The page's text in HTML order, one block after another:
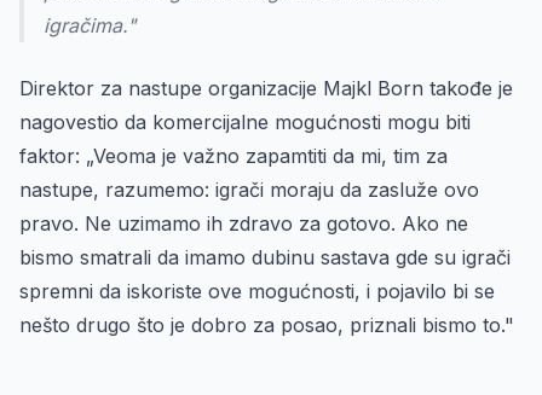
igračima."
Direktor za nastupe organizacije Majkl Born takođe je
nagovestio da komercijalne mogućnosti mogu biti
faktor: „Veoma je važno zapamtiti da mi, tim za
nastupe, razumemo: igrači moraju da zasluže ovo
pravo. Ne uzimamo ih zdravo za gotovo. Ako ne
bismo smatrali da imamo dubinu sastava gde su igrači
spremni da iskoriste ove mogućnosti, i pojavilo bi se
nešto drugo što je dobro za posao, priznali bismo to."